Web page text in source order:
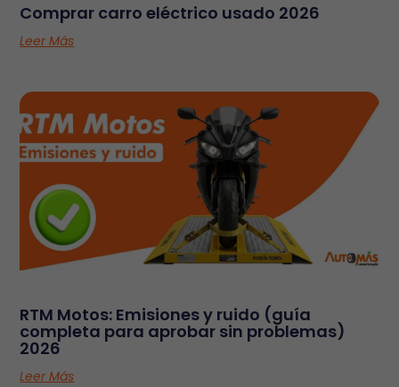
Comprar carro eléctrico usado 2026
Leer Más
RTM Motos: Emisiones y ruido (guía
completa para aprobar sin problemas)
2026
Leer Más